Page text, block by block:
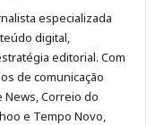
de
Anny
Malagolini
especializada
digital,
editorial. Com
de comunicação
News, Correio do
e Tempo Novo,